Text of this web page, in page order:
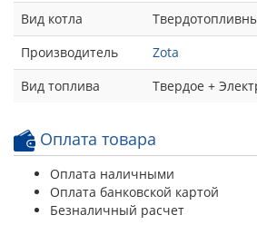
Вид котла
Производитель
Zota
Вид топлива
Твердое +
Оплата товара
Оплата наличными
Оплата банковской картой
Безналичный расчет